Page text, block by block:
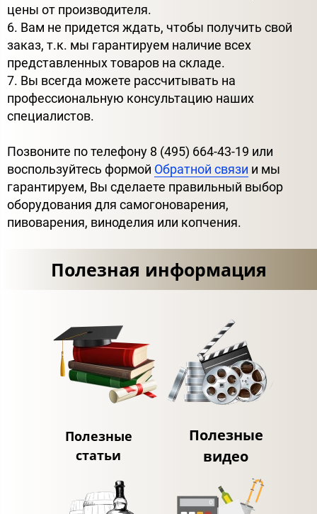
цены от производителя.
6. Вам не придется ждать, чтобы получить свой
заказ, т.к. мы гарантируем наличие всех
представленных товаров на складе.
7. Вы всегда можете рассчитывать на
профессиональную консультацию наших
специалистов.
Позвоните по телефону 8 (495) 664-43-19 или
воспользуйтесь формой Обратной связи и мы
гарантируем, Вы сделаете правильный выбор
оборудования для самогоноварения,
пивоварения, виноделия или копчения.
Полезная информация
Полезные
статьи
Полезные
видео